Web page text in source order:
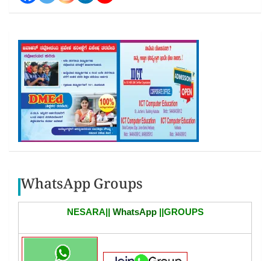
WhatsApp Groups
NESARA|| WhatsApp||GROUPS